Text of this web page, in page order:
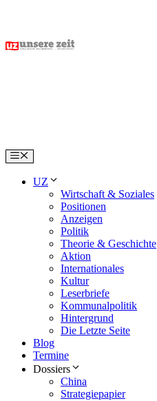
content
Menu
UZ
Wirtschaft & Soziales
Positionen
Anzeigen
Politik
Theorie & Geschichte
Aktion
Internationales
Kultur
Leserbriefe
Kommunalpolitik
Hintergrund
Die Letzte Seite
Blog
Termine
Dossiers
China
Strategiepapier